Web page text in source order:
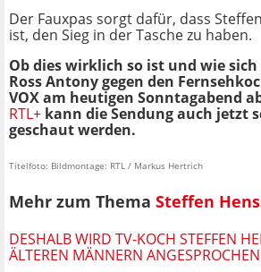
Der Fauxpas sorgt dafür, dass
ist, den Sieg in der Tasche zu haben.
Ob dies wirklich so ist und wie
Ross Antony gegen den
VOX am heutigen Sonntagabend
RTL+ kann die Sendung auch jetzt
geschaut werden.
Titelfoto: Bildmontage: RTL / Markus Hertrich
Mehr zum Thema Steffen
DESHALB WIRD TV-KOCH STEFFEN
ÄLTEREN MÄNNERN ANGESPROCHEN